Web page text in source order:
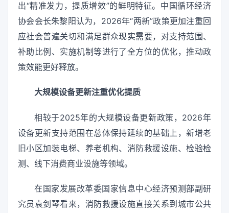
出“精准发力，提质增效”的鲜明特征。中国循环经济
协会会长朱黎阳认为，2026年“两新”政策更加注重回
应社会普遍关切和满足群众现实需要，对支持范围、
补助比例、实施机制等进行了全方位的优化，推动政
策效能更好释放。
大规模设备更新注重优化提质
相较于2025年的大规模设备更新政策，2026年
设备更新支持范围在总体保持延续的基础上，新增老
旧小区加装电梯、养老机构、消防救援设施、检验检
测、线下消费商业设施等领域。
在国家发展改革委国家信息中心经济预测部副研
究员袁剑琴看来，消防救援设施直接关系到城市公共